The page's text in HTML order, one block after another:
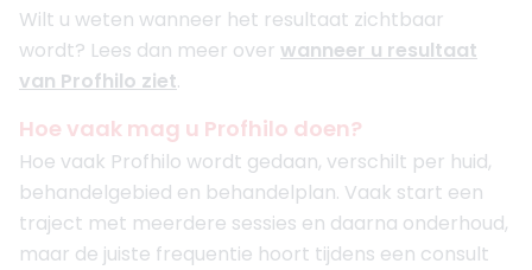
Wilt u weten wanneer het resultaat zichtbaar
wordt? Lees dan meer over wanneer u resultaat
van Profhilo ziet.
Hoe vaak mag u Profhilo doen?
Hoe vaak Profhilo wordt gedaan, verschilt per huid,
behandelgebied en behandelplan. Vaak start een
traject met meerdere sessies en daarna onderhoud,
maar de juiste frequentie hoort tijdens een consult